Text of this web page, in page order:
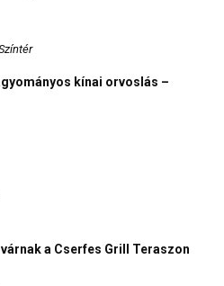
kínai orvoslás –
a Cserfes Grill Teraszon